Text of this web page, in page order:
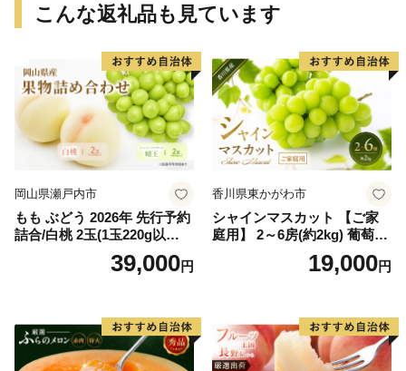
こんな返礼品も見ています
岡山県瀬戸内市
もも ぶどう 2026年 先行予約
詰合/白桃 2玉(1玉220g以
上)・シャインマスカット 晴
39,000円
香川県東かがわ市
シャインマスカット 【ご家
庭用】 2～6房(約2kg) 葡萄 ぶ
どう ブドウ フルーツ 果物 く
だもの 果実 旬の果物 旬のフ
19,000円